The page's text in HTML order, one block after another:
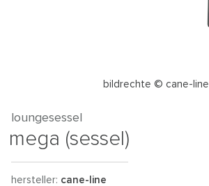
bildrechte © cane-line
loungesessel
mega (sessel)
hersteller: cane-line